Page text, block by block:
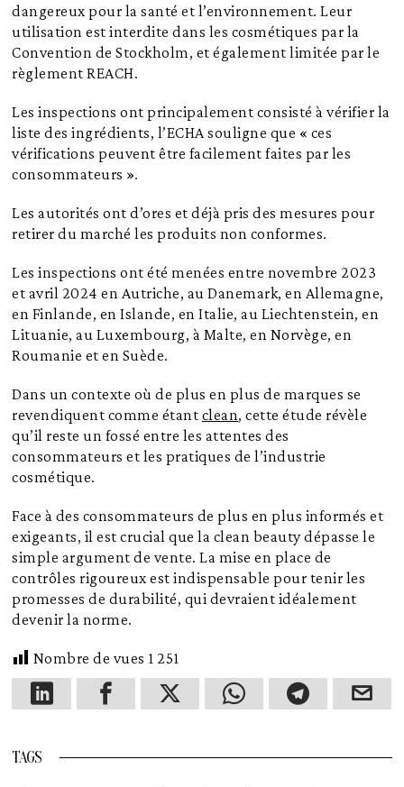
dangereux pour la santé et l’environnement. Leur
utilisation est interdite dans les cosmétiques par la
Convention de Stockholm, et également limitée par le
règlement REACH.
Les inspections ont principalement consisté à vérifier la
liste des ingrédients, l’ECHA souligne que « ces
vérifications peuvent être facilement faites par les
consommateurs ».
Les autorités ont d’ores et déjà pris des mesures pour
retirer du marché les produits non conformes.
Les inspections ont été menées entre novembre 2023
et avril 2024 en Autriche, au Danemark, en Allemagne,
en Finlande, en Islande, en Italie, au Liechtenstein, en
Lituanie, au Luxembourg, à Malte, en Norvège, en
Roumanie et en Suède.
Dans un contexte où de plus en plus de marques se
revendiquent comme étant clean, cette étude révèle
qu’il reste un fossé entre les attentes des
consommateurs et les pratiques de l’industrie
cosmétique.
Face à des consommateurs de plus en plus informés et
exigeants, il est crucial que la clean beauty dépasse le
simple argument de vente. La mise en place de
contrôles rigoureux est indispensable pour tenir les
promesses de durabilité, qui devraient idéalement
devenir la norme.
Nombre de vues 1 251
TAGS